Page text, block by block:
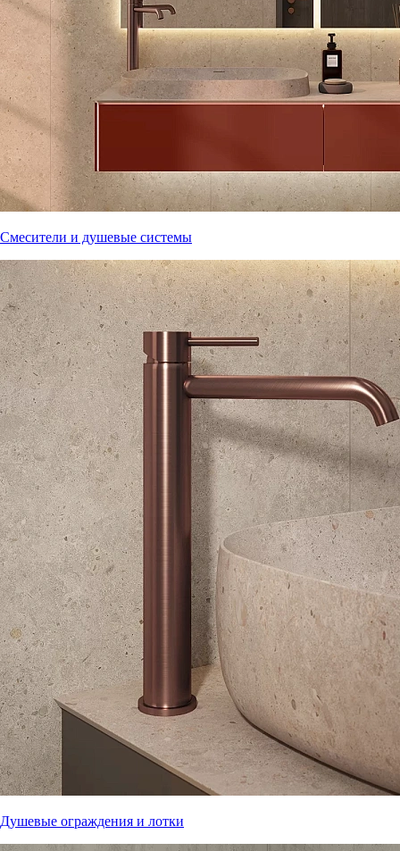
Смесители и душевые системы
Душевые ограждения и лотки